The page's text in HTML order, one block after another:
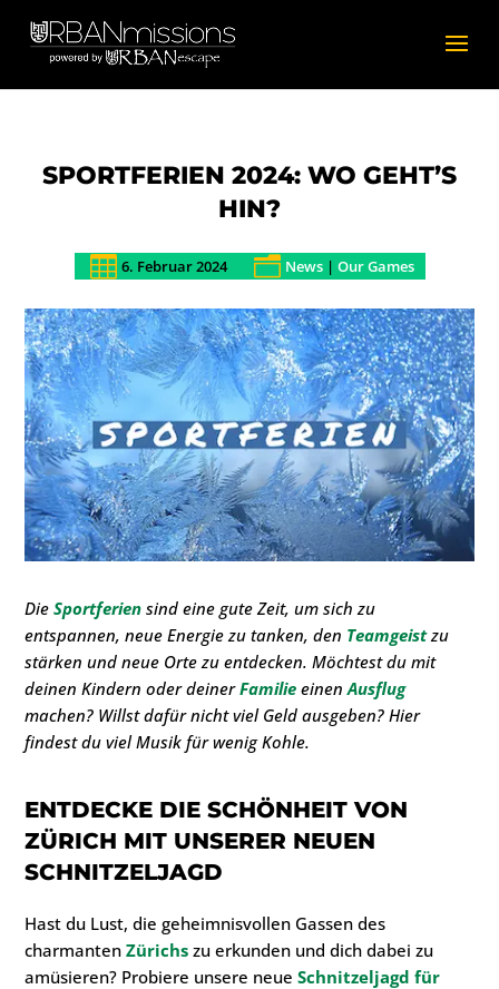
SPORTFERIEN 2024: WO GEHT’S
HIN?
 6. Februar 2024 n News| Our Games
DieSportferien sind eine gute Zeit, um sich zu
entspannen, neue Energie zu tanken, den Teamgeistzu
stärken und neue Orte zu entdecken. Möchtest du mit
deinen Kindern oder deinerFamilie einenAusflug
machen? Willst dafür nicht viel Geld ausgeben? Hier
findest du viel Musik für wenig Kohle.
ENTDECKE DIE SCHÖNHEIT VON
ZÜRICH MIT UNSERER NEUEN
SCHNITZELJAGD
Hast du Lust, die geheimnisvollen Gassen des
charmantenZürichs zu erkunden und dich dabei zu
amüsieren? Probiere unsere neueSchnitzeljagd für